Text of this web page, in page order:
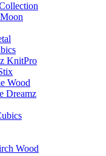
KnitPro
Wood
Dreamz
Wood